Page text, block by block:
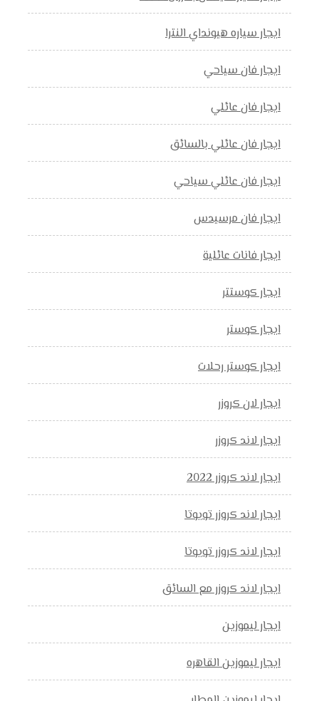
ايجار سياره هيونداي النترا
ايجار فان سياحي
ايجار فان عائلي
ايجار فان عائلي بالسائق
ايجار فان عائلي سياحي
ايجار فان مرسيدس
ايجار فانات عائلية
ايجار كوستتر
ايجار كوستر
ايجار كوستر رحلات
ايجار لان كروزر
ايجار لاند كروزر
ايجار لاند كروزر 2022
ايجار لاند كروزر تويوتا
ايجار لاند كروزر تويوتا
ايجار لاند كروزر مع السائق
ايجار ليموزين
ايجار ليموزين القاهره